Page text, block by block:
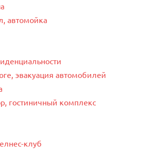
автомойка
эвакуация автомобилей
гостиничный комплекс
клуб